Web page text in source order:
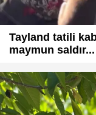
Tayland tatili
maymun saldır...